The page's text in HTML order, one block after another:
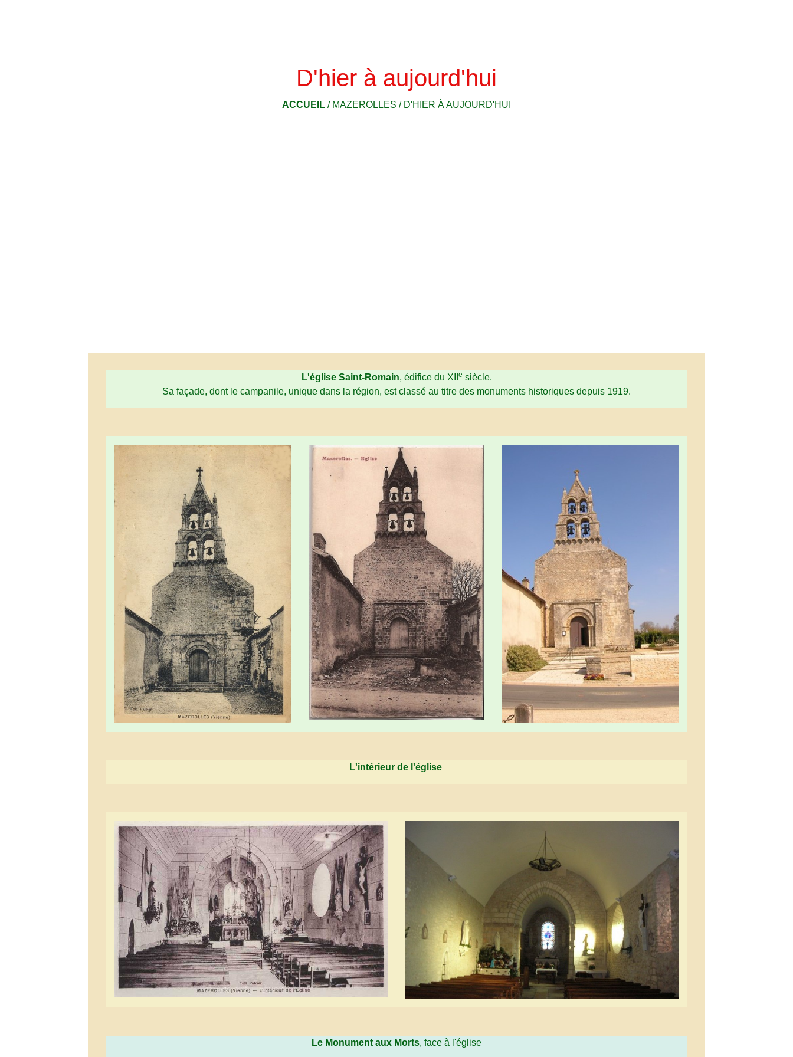
D'hier à aujourd'hui
ACCUEIL / MAZEROLLES / D'HIER À AUJOURD'HUI
L'église Saint-Romain, édifice du XII e siècle.
Sa façade, dont le campanile, unique dans la région, est classé au titre des monuments historiques depuis 1919.
L'intérieur de l'église
Le Monument aux Morts, face à l'église